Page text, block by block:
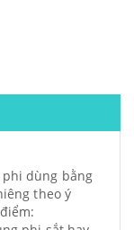
dùng bằng
theo ý